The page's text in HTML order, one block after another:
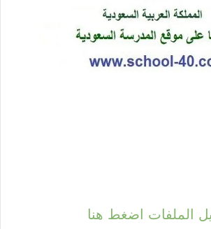
الملفات اضغط هنا